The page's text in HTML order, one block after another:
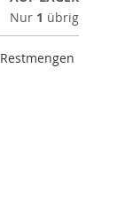
Nur 1 übrig